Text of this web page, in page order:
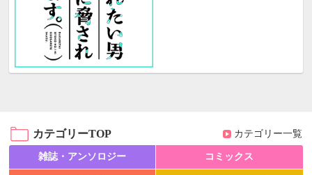
カテゴリーTOP カテゴリー一覧
雑誌・アンソロジー コミックス